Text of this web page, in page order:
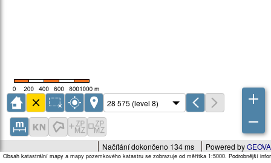
Powered by
Načítání dokončeno 134 ms
Obsah katastrální mapy a mapy pozemkového katastru se zobrazuje od měřítka 1:5000. Podrobnější